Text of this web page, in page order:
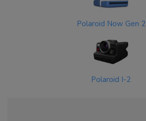
Polaroid Now Gen 2
Polaroid I-2